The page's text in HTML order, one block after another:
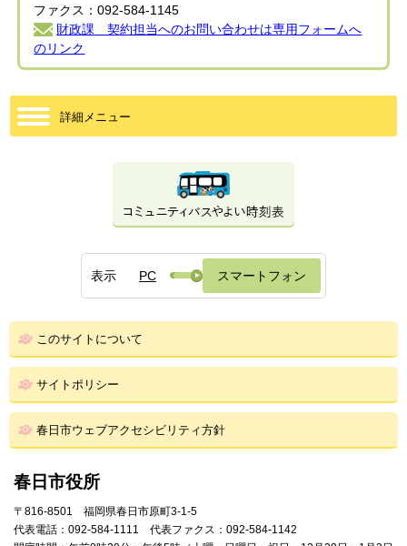
ファクス：092-584-1145
財政課 契約担当へのお問い合わせは専用フォームへ
のリンク
詳細メニュー
表示 PC スマートフォン
このサイトについて
サイトポリシー
春日市ウェブアクセシビリティ方針
春日市役所
〒816-8501 福岡県春日市原町3-1-5
代表電話：092-584-1111 代表ファクス：092-584-1142